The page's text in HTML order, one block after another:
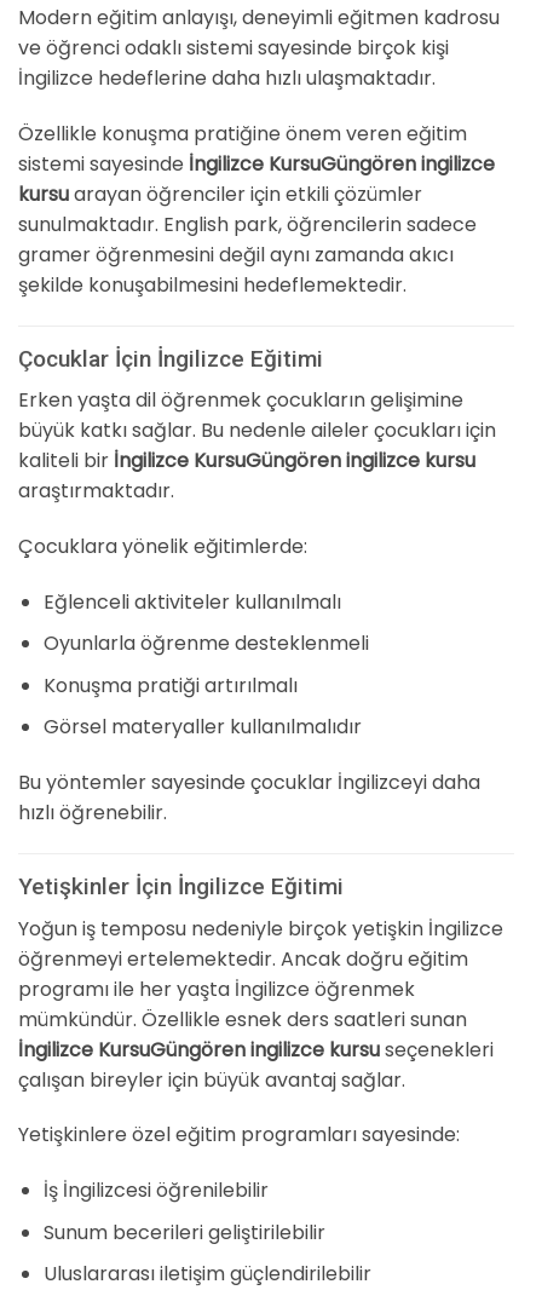
Modern eğitim anlayışı, deneyimli eğitmen kadrosu
ve öğrenci odaklı sistemi sayesinde birçok kişi
İngilizce hedeflerine daha hızlı ulaşmaktadır.
Özellikle konuşma pratiğine önem veren eğitim
sistemi sayesinde İngilizce KursuGüngören ingilizce
kursuarayan öğrenciler için etkili çözümler
sunulmaktadır. English park, öğrencilerin sadece
gramer öğrenmesini değil aynı zamanda akıcı
şekilde konuşabilmesini hedeflemektedir.
Çocuklar İçin İngilizce Eğitimi
Erken yaşta dil öğrenmek çocukların gelişimine
büyük katkı sağlar. Bu nedenle aileler çocukları için
kaliteli bir İngilizce KursuGüngören ingilizce kursu
araştırmaktadır.
Çocuklara yönelik eğitimlerde:
Eğlenceli aktiviteler kullanılmalı
Oyunlarla öğrenme desteklenmeli
Konuşma pratiği artırılmalı
Görsel materyaller kullanılmalıdır
Bu yöntemler sayesinde çocuklar İngilizceyi daha
hızlı öğrenebilir.
Yetişkinler İçin İngilizce Eğitimi
Yoğun iş temposu nedeniyle birçok yetişkin İngilizce
öğrenmeyi ertelemektedir. Ancak doğru eğitim
programı ile her yaşta İngilizce öğrenmek
mümkündür. Özellikle esnek ders saatleri sunan
İngilizce KursuGüngören ingilizce kursuseçenekleri
çalışan bireyler için büyük avantaj sağlar.
Yetişkinlere özel eğitim programları sayesinde:
İş İngilizcesi öğrenilebilir
Sunum becerileri geliştirilebilir
Uluslararası iletişim güçlendirilebilir